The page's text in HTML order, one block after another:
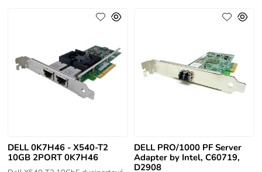
DELL 0K7H46 - X540-T2
10GB 2PORT 0K7H46
DELL PRO/1000 PF Server
Adapter by Intel, C60719,
D2908